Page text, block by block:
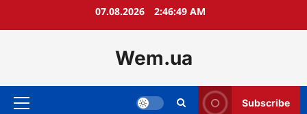
07.08.2026 2:46:50 AM
Wem.ua
Primary
Subscribe